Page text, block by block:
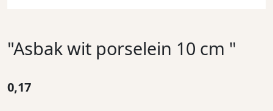
"Asbak wit porselein 10 cm "
0,17